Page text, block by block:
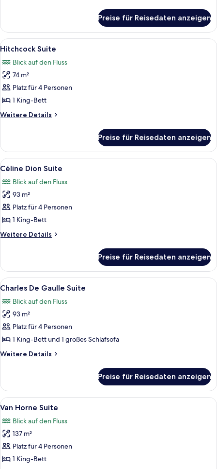
II
Suite
Preise für Reisedaten anzeigen
Alle
Fotos
für
Hitchcock
Suite
anzeigen
Ein modernes Wohnzimmer mit
6
Hitchcock Suite
Blick auf den Fluss
74 m²
Platz für 4 Personen
1 King-Bett
Weitere Details
Weitere
Suite
Preise für Reisedaten anzeigen
Alle
Fotos
für
Céline
Dion
Suite
anzeigen
Ein modernes Wohnzimmer mit
5
Céline Dion Suite
Blick auf den Fluss
93 m²
Platz für 4 Personen
1 King-Bett
Weitere Details
Weitere
Dion
Suite
Preise für Reisedaten anzeigen
Alle
Fotos
für
Charles
De
Gaulle
Suite
anzeigen
Ein modernes Wohnzimmer mit
6
Charles De Gaulle Suite
Blick auf den Fluss
93 m²
Platz für 4 Personen
1 King-Bett und 1 großes Schlafsofa
Weitere Details
Weitere
De
Gaulle
Suite
Preise für Reisedaten anzeigen
Alle
Fotos
für
Van
Horne
Suite
Ein Esszimmer mit einem Holztisch,
9
Van Horne Suite
Blick auf den Fluss
137 m²
Platz für 4 Personen
1 King-Bett